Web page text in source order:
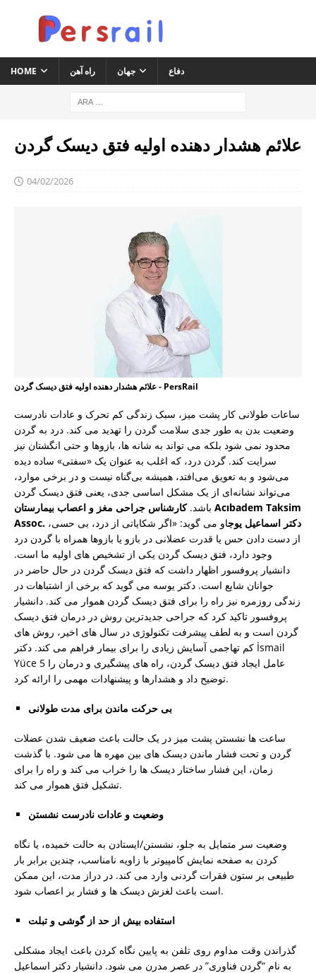
HOME راه آهن جهان دفاع
علائم هشدار دهنده اولیه فتق دیسک گردن
04/02/2026
علائم هشدار دهنده اولیه فتق دیسک گردن - PersRail
ساعات طولانی کار پشت میز، سبک زندگی کم تحرک و عادات نادرست
وضعیت بدن به طور جدی سلامت گردن را تهدید می کند. درد به گردن
محدود نمی شود بلکه می تواند به شانه ها، بازوها و حتی انگشتان نیز
سرایت کند. گردن درد، که اغلب به عنوان یک «سفتی» ساده دیده
می‌شود و به تعویق می‌افتد، همیشه بی‌گناه نیست و در برخی موارد،
می‌تواند نشانه‌ای از یک مشکل اساسی جدی، یعنی فتق دیسک گردن
باشد.کارشناس جراحی مغز و اعصاب بیمارستان Acıbadem Taksim
Assoc. دکتر اسماعیل یوجاو می گوید: «اگر شکایاتی از درد، بی حسی،
از دست دادن حس یا قدرت عضلانی در بازو یا بازوها همراه با گردن درد
وجود دارد، فتق دیسک گردن یکی از تشخیص های اولیه ما است.
دانشیار پروفسور اظهار داشت که فتق دیسک گردن در حال حاضر در
جوانان شایع است. دکتر یوسه می گوید که برخی از اشتباهات در
زندگی روزمره نیز راه را برای فتق دیسک گردن هموار می کند. دانشیار
پروفسور تاکید کرد که جراحی جدیدترین روش در درمان فتق دیسک
گردن است و به لطف پیشرفت تکنولوژی در سال های اخیر، روش های
کم تهاجمی آسایش زیادی را برای بیمار فراهم می کند. دکتر İsmail
Yüce 5 عامل ایجاد فتق دیسک گردن، راه های پیشگیری و درمان را
توضیح داد و هشدارها و پیشنهادات مهمی را ارائه کرد.
بی حرکت ماندن برای مدت طولانی
ساعت ها نشستن پشت میز در یک حالت باعث ضعیف شدن عضلات
گردن و تحت فشار ماندن دیسک های بین مهره ها می شود. با گذشت
زمان، این فشار ساختار دیسک ها را خراب می کند و راه را برای
تشکیل فتق هموار می کند.
وضعیت و عادات نادرست نشستن
وضعیت سر متمایل به جلو، نشستن/ایستادن به حالت خمیده، یا نگاه
کردن به صفحه نمایش کامپیوتر با زاویه نامناسب، چندین برابر بار
طبیعی بر ستون فقرات گردنی وارد می کند. در دراز مدت، این ممکن
است باعث لغزش دیسک ها و فشار بر اعصاب شود.
استفاده بیش از حد از گوشی و تبلت
گذراندن وقت مداوم روی تلفن به پایین نگاه کردن باعث ایجاد مشکلی
به نام “گردن فناوری” در عصر مدرن می شود. دانشیار دکتر اسماعیل